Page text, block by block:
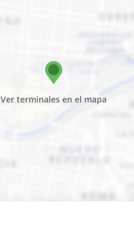
Ver terminales en el mapa